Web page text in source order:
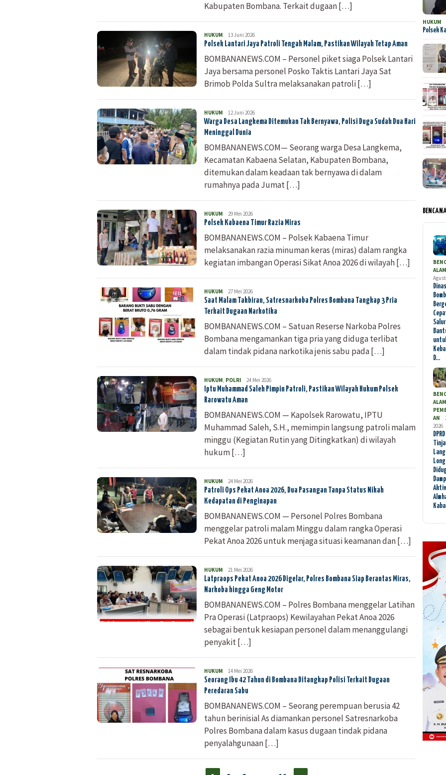
Kabupaten Bombana. Terkait dugaan […]
HUKUM Bombana
News
13 Juni 2026
Polsek Lantari Jaya Patroli Tengah Malam, Pastikan Wilayah Tetap Aman
BOMBANANEWS.COM – Personel piket siaga Polsek Lantari
Jaya bersama personel Posko Taktis Lantari Jaya Sat
Brimob Polda Sultra melaksanakan patroli […]
HUKUM Bombana
News
12 Juni 2026
Warga Desa Langkema Ditemukan Tak Bernyawa, Polisi Duga Sudah Dua Hari
Meninggal Dunia
BOMBANANEWS.COM— Seorang warga Desa Langkema,
Kecamatan Kabaena Selatan, Kabupaten Bombana,
ditemukan dalam keadaan tak bernyawa di dalam
rumahnya pada Jumat […]
HUKUM Bombana
News
29 Mei 2026
Polsek Kabaena Timur Razia Miras
BOMBANANEWS.COM – Polsek Kabaena Timur
melaksanakan razia minuman keras (miras) dalam rangka
kegiatan imbangan Operasi Sikat Anoa 2026 di wilayah […]
HUKUM Bombana
News
27 Mei 2026
Saat Malam Takbiran, Satresnarkoba Polres Bombana Tangkap 3 Pria
Terkait Dugaan Narkotika
BOMBANANEWS.COM – Satuan Reserse Narkoba Polres
Bombana mengamankan tiga pria yang diduga terlibat
dalam tindak pidana narkotika jenis sabu pada […]
HUKUM, POLRI Bombana
News
24 Mei 2026
Iptu Muhammad Saleh Pimpin Patroli, Pastikan Wilayah Hukum Polsek
Rarowatu Aman
BOMBANANEWS.COM — Kapolsek Rarowatu, IPTU
Muhammad Saleh, S.H., memimpin langsung patroli malam
minggu (Kegiatan Rutin yang Ditingkatkan) di wilayah
hukum […]
HUKUM Bombana
News
24 Mei 2026
Patroli Ops Pekat Anoa 2026, Dua Pasangan Tanpa Status Nikah
Kedapatan di Penginapan
BOMBANANEWS.COM — Personel Polres Bombana
menggelar patroli malam Minggu dalam rangka Operasi
Pekat Anoa 2026 untuk menjaga situasi keamanan dan […]
HUKUM Bombana
News
21 Mei 2026
Latpraops Pekat Anoa 2026 Digelar, Polres Bombana Siap Berantas Miras,
Narkoba hingga Geng Motor
BOMBANANEWS.COM – Polres Bombana menggelar Latihan
Pra Operasi (Latpraops) Kewilayahan Pekat Anoa 2026
sebagai bentuk kesiapan personel dalam menanggulangi
penyakit […]
HUKUM Bombana
News
14 Mei 2026
Seorang Ibu 42 Tahun di Bombana Ditangkap Polisi Terkait Dugaan
Peredaran Sabu
BOMBANANEWS.COM – Seorang perempuan berusia 42
tahun berinisial As diamankan personel Satresnarkoba
Polres Bombana dalam kasus dugaan tindak pidana
penyalahgunaan […]
HUKUM
Polsek
ALAM
D…
AN
2026